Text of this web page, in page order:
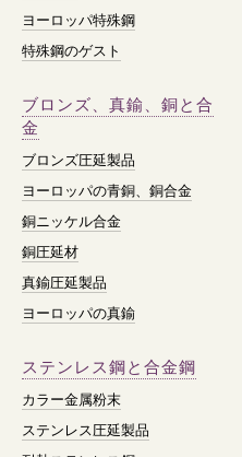
ヨーロッパ特殊鋼
特殊鋼のゲスト
ブロンズ、真鍮、銅と合
金
ブロンズ圧延製品
ヨーロッパの青銅、銅合金
銅ニッケル合金
銅圧延材
真鍮圧延製品
ヨーロッパの真鍮
ステンレス鋼と合金鋼
カラー金属粉末
ステンレス圧延製品